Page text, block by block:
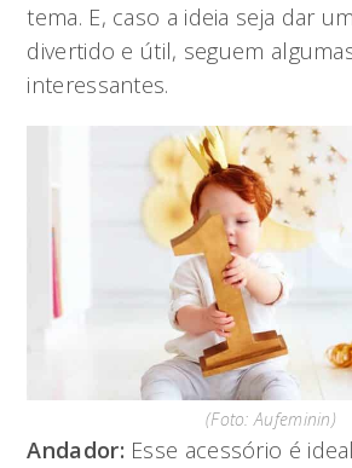
tema. E, caso a ideia seja dar
divertido e útil, seguem
interessantes.
(Foto: Aufeminin)
Andador: Esse acessório é